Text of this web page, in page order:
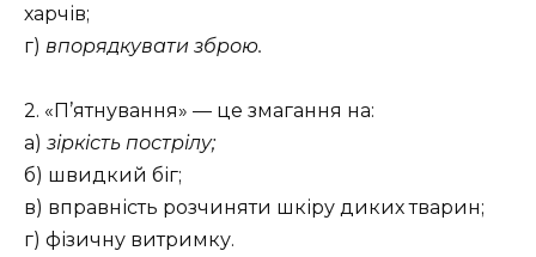
харчів;
г) впорядкувати зброю.
2. «П’ятнування» — це змагання на:
а) зіркість пострілу;
б) швидкий біг;
в) вправність розчиняти шкіру диких тварин;
г) фізичну витримку.